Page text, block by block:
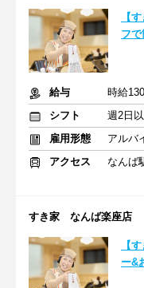
【
フ
給与
シフト
週2日
雇用形態
アルバ
アクセス
なんば
すき家 なんば楽座店
【
ー&